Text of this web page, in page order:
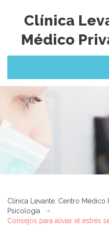
Clínica
Médico
Clínica Levante. Centro Médico
Psicología
Consejos para aliviar el estrés